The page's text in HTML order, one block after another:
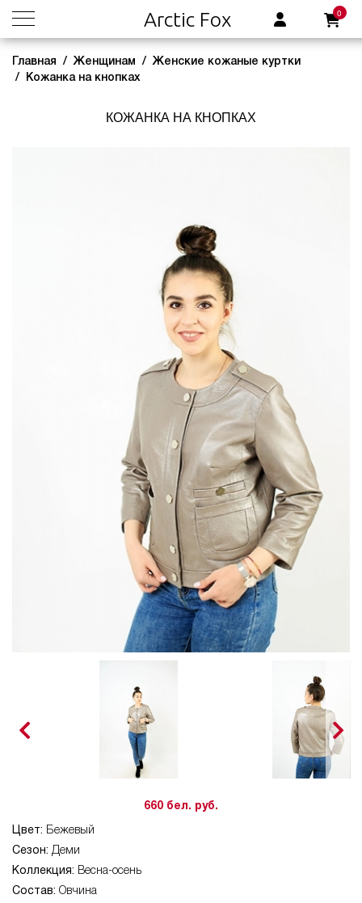
Arctic Fox 0
Главная Женщинам
Женские кожаные куртки
Кожанка на кнопках
КОЖАНКА НА КНОПКАХ
660 бел. руб.
Цвет: Бежевый
Сезон: Деми
Коллекция: Весна-осень
Состав: Овчина